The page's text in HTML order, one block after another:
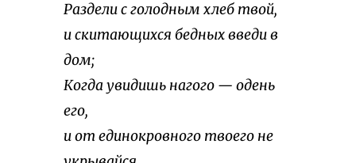
Раздели с голодным хлеб твой,
и скитающихся бедных введи в
дом;
Когда увидишь нагого — одень
его,
и от единокровного твоего не